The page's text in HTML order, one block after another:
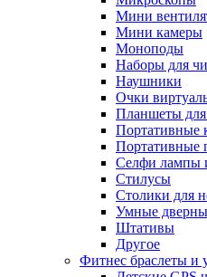
Мини
Мини камеры
Моноподы
Наборы для
Наушники
Очки
Планшеты для
Портативные
Портативные
Селфи лампы
Стилусы
Столики для
Умные
Штативы
Другое
Фитнес браслеты и